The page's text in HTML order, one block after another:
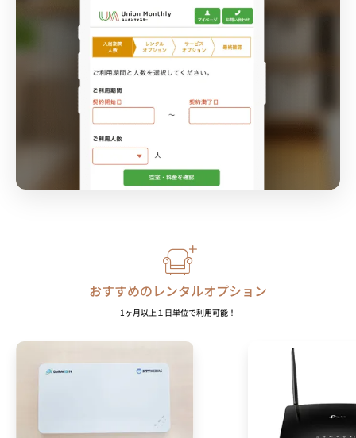
おすすめのレンタルオプション
1ヶ月以上１日単位で利用可能！